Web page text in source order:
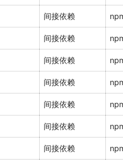
间接依赖
间接依赖
间接依赖
间接依赖
间接依赖
间接依赖
间接依赖